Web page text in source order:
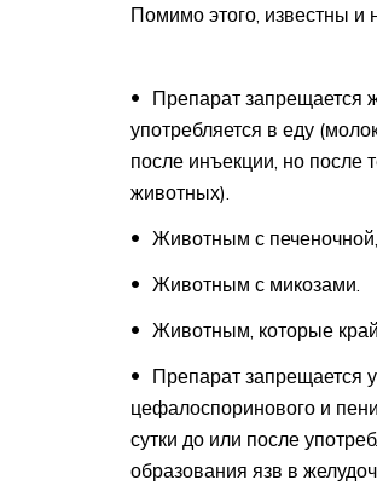
Помимо этого, известны и
Препарат запрещается
употребляется в еду
после инъекции, но после
животных).
Животным с печеночной,
Животным с микозами.
Животным, которые
Препарат запрещается
цефалоспоринового и
сутки до или после
образования язв в